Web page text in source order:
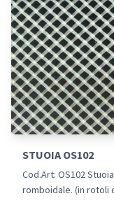
STUOIA OS102
Cod.Art: OS102
romboidale. (in rotoli